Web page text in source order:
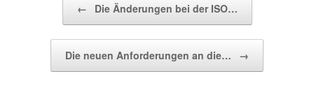
← Die Änderungen bei der ISO…
Die neuen Anforderungen an die… →